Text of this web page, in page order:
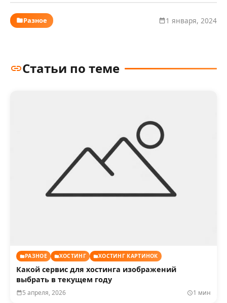
Разное 1 января, 2024
Статьи по теме
РАЗНОЕ ХОСТИНГ ХОСТИНГ КАРТИНОК
Какой сервис для хостинга изображений
выбрать в текущем году
5 апреля, 2026 1 мин